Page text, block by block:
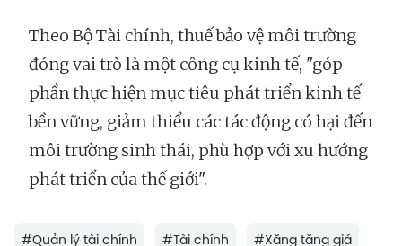
Theo Bộ Tài chính, thuế bảo vệ môi trường
đóng vai trò là một công cụ kinh tế, "góp
phần thực hiện mục tiêu phát triển kinh tế
bền vững, giảm thiểu các tác động có hại đến
môi trường sinh thái, phù hợp với xu hướng
phát triển của thế giới".
#Quản lý tài chính #Tài chính #Xăng tăng giá